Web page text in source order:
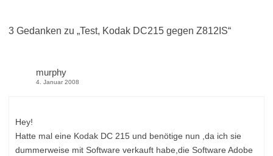
3 Gedanken zu „Test, Kodak DC215 gegen Z812IS“
murphy
4. Januar 2008
Hey!
Hatte mal eine Kodak DC 215 und benötige nun ,da ich sie
dummerweise mit Software verkauft habe,die Software Adobe